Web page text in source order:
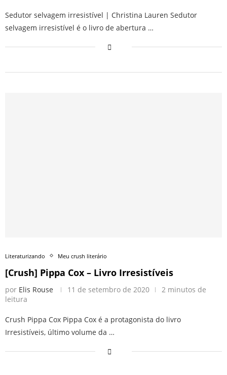
Sedutor selvagem irresistível | Christina Lauren Sedutor
selvagem irresistível é o livro de abertura …
Literaturizando Meu crush literário
[Crush] Pippa Cox – Livro Irresistíveis
por Elis Rouse 11 de setembro de 2020
2 minutos de
leitura
Crush Pippa Cox Pippa Cox é a protagonista do livro
Irresistíveis, último volume da …